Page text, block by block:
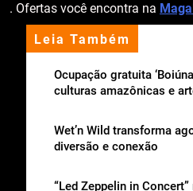
Leia Também
Ocupação gratuita
culturas amazônicas e
Wet’n Wild transforma
diversão e conexão
“Led Zeppelin in
. Ofertas você encontra na
apoio